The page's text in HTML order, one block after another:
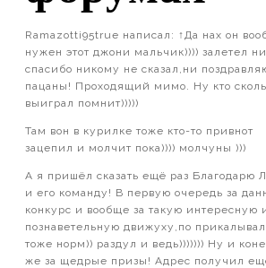
Ramazotti95true написал: ↑Да нах он
нужен этот джони мальчик)))) залетел ни
спасибо никому не сказал,ни
пацаны! Проходящий мимо. Ну кто
выиграл помнит)))))
Там вон в курилке тоже кто-то привнот
зацепил и молчит пока)))) молчуны )))
А я пришёл сказать ещё раз Благодарю
и его команду! В первую очередь за
конкурс и вообще за такую интересную
познаветельную движуху,по
тоже норм)) раздул и ведь))))))) Ну и
же за щедрые призы! Адрес получил